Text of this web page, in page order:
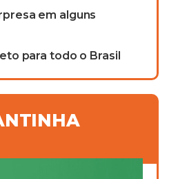
em alguns
para todo o Brasil